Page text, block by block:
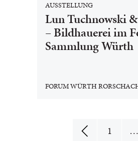
AUSSTELLUNG
Lun Tuchnowski
– Bildhauerei im
Sammlung Würth
FORUM WÜRTH
1 …